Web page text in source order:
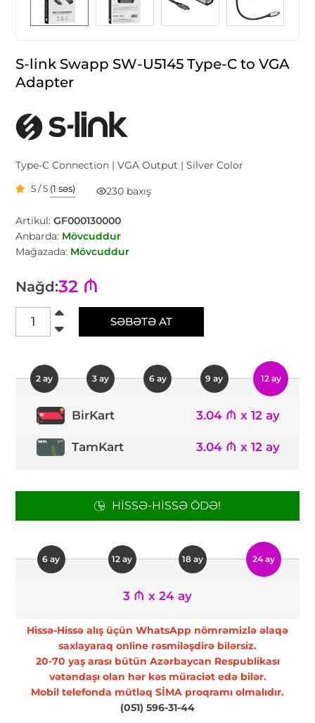
S-link Swapp SW-U5145 Type-C to VGA
Adapter
Type-C Connection | VGA Output | Silver Color
5 / 5 (1 səs) 230 baxış
Artikul:GF000130000
Anbarda: Mövcuddur
Mağazada: Mövcuddur
Nağd:32 ₼
SƏBƏTƏ AT
2 ay 3 ay 6 ay 9 ay 12 ay
BirKart 3.04 ₼ x 12 ay
TamKart 3.04 ₼ x 12 ay
HISSƏ-HISSƏ ÖDƏ!
6 ay 12 ay 18 ay 24 ay
3 ₼ x 24 ay
Hissə-Hissə alış üçün WhatsApp nömrəmizlə əlaqə
saxlayaraq online rəsmiləşdirə bilərsiz.
20-70 yaş arası bütün Azərbaycan Respublikası
vətəndaşı olan hər kəs müraciət edə bilər.
Mobil telefonda mütləq SİMA proqramı olmalıdır.
(051) 596-31-44